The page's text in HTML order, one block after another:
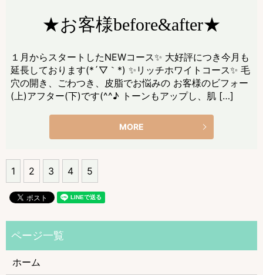
★お客様before&after★
１月からスタートしたNEWコース✨ 大好評につき今月も
延長しております(*´▽｀*) ✨リッチホワイトコース✨ 毛
穴の開き、ごわつき、皮脂でお悩みの お客様のビフォー
(上)アフター(下)です(^^♪ トーンもアップし、肌 […]
MORE
1 2 3 4 5
ホーム